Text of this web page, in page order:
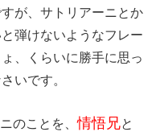
が、サトリアーニとか
弾けないようなフレー
、くらいに勝手に思っ
いです。
のことを、情悟兄と